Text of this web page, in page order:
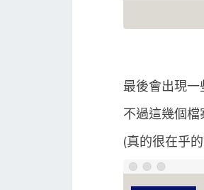
最後會出現
不過這幾個
(真的很在乎